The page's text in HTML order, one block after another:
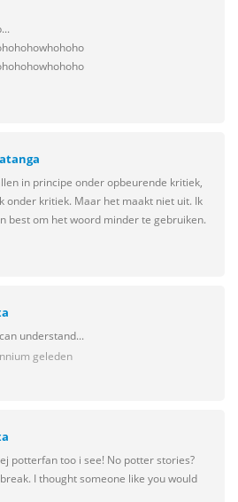
in principe onder opbeurende kritiek,
onder kritiek. Maar het maakt niet uit. Ik
best om het woord minder te gebruiken.
understand...
geleden
potterfan too i see! No potter stories?
I thought someone like you would